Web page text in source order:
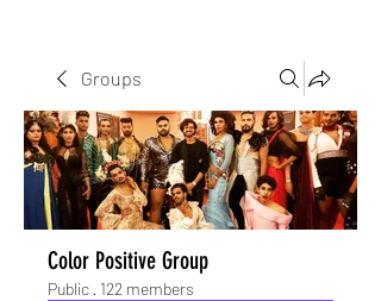
Groups
Color Positive Group
Public · 122 members